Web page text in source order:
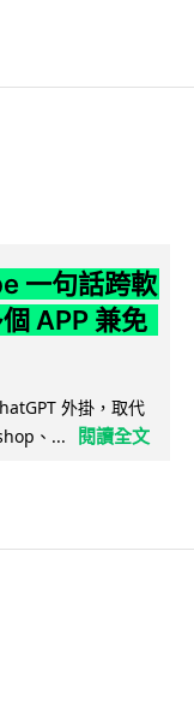
一句話跨軟
APP 兼免
外掛，取代
、...
閱讀全文